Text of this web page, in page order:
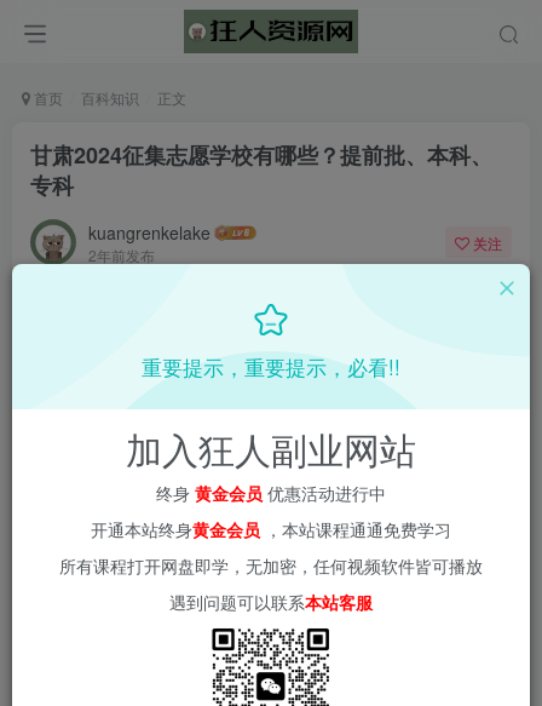
首页 百科知识 正文
甘肃2024征集志愿学校有哪些？提前批、本科、
专科
kuangrenkelake
2年前发布
关注
重要提示，重要提示，必看!!
加入狂人副业网站
终身 黄金会员 优惠活动进行中
开通本站终身黄金会员 ，本站课程通通免费学习
所有课程打开网盘即学，无加密，任何视频软件皆可播放
遇到问题可以联系本站客服